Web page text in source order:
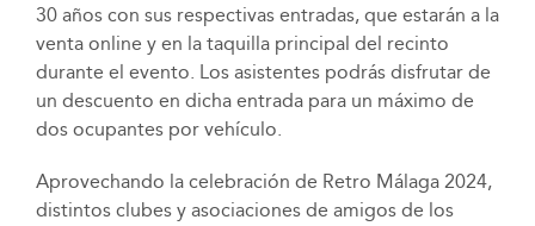
30 años con sus respectivas entradas, que estarán a la
venta online y en la taquilla principal del recinto
durante el evento. Los asistentes podrás disfrutar de
un descuento en dicha entrada para un máximo de
dos ocupantes por vehículo.
Aprovechando la celebración de Retro Málaga 2024,
distintos clubes y asociaciones de amigos de los